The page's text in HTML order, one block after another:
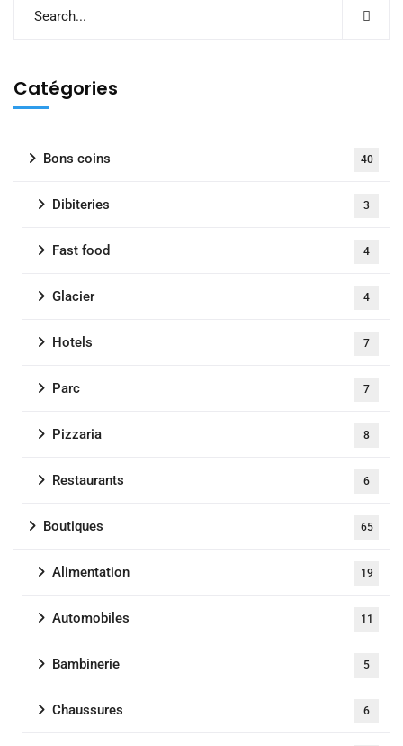
Catégories
Bons coins 40
Dibiteries 3
Fast food 4
Glacier 4
Hotels 7
Parc 7
Pizzaria 8
Restaurants 6
Boutiques 65
Alimentation 19
Automobiles 11
Bambinerie 5
Chaussures 6